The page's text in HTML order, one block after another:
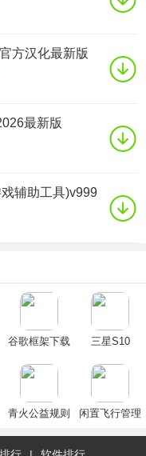
方汉化最新版
费版
最新版
辅助工具)v999
谷歌框架下载
正版安卓最新
Play 服务)
三星S10
青火公益规则
闲置飞行管理